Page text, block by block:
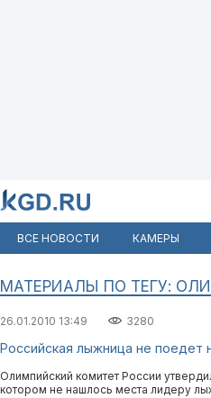
ВСЕ НОВОСТИ КАМЕРЫ
МАТЕРИАЛЫ ПО ТЕГУ:
26.01.2010 13:49 3280
Российская лыжница не поедет
Олимпийский комитет России
котором не нашлось места лидеру